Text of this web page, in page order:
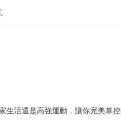
生活還是高強運動， 讓你完美掌